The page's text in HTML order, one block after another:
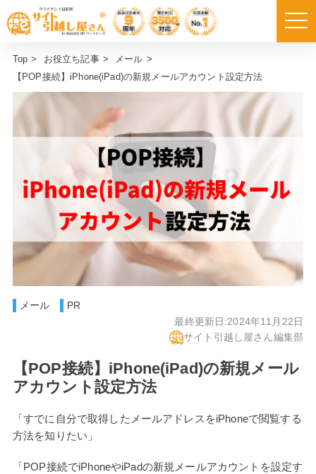
Top > お役立ち記事 > メール >
【POP接続】iPhone(iPad)の新規メールアカウント設定方法
メール
PR
最終更新日:2024年11月22日
サイト引越し屋さん編集部
【POP接続】iPhone(iPad)の新規メール
アカウント設定方法
「すでに自分で取得したメールアドレスをiPhoneで閲覧する
方法を知りたい」
「POP接続でiPhoneやiPadの新規メールアカウントを設定す